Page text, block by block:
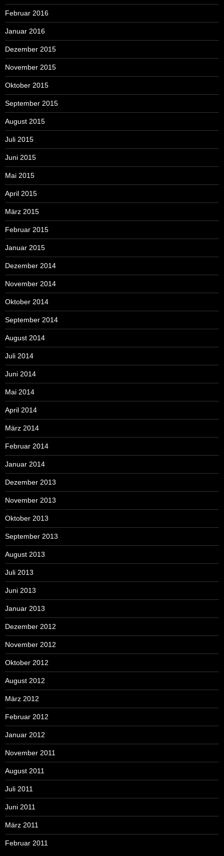
Februar 2016
Januar 2016
Dezember 2015
November 2015
Oktober 2015
September 2015
August 2015
Juli 2015
Juni 2015
Mai 2015
April 2015
März 2015
Februar 2015
Januar 2015
Dezember 2014
November 2014
Oktober 2014
September 2014
August 2014
Juli 2014
Juni 2014
Mai 2014
April 2014
März 2014
Februar 2014
Januar 2014
Dezember 2013
November 2013
Oktober 2013
September 2013
August 2013
Juli 2013
Juni 2013
Januar 2013
Dezember 2012
November 2012
Oktober 2012
August 2012
März 2012
Februar 2012
Januar 2012
November 2011
August 2011
Juli 2011
Juni 2011
März 2011
Februar 2011